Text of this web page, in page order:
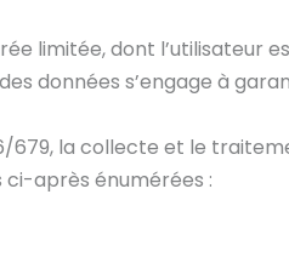
limitée, dont l’utilisateur
données s’engage à
679, la collecte et le
ci-après énumérées :